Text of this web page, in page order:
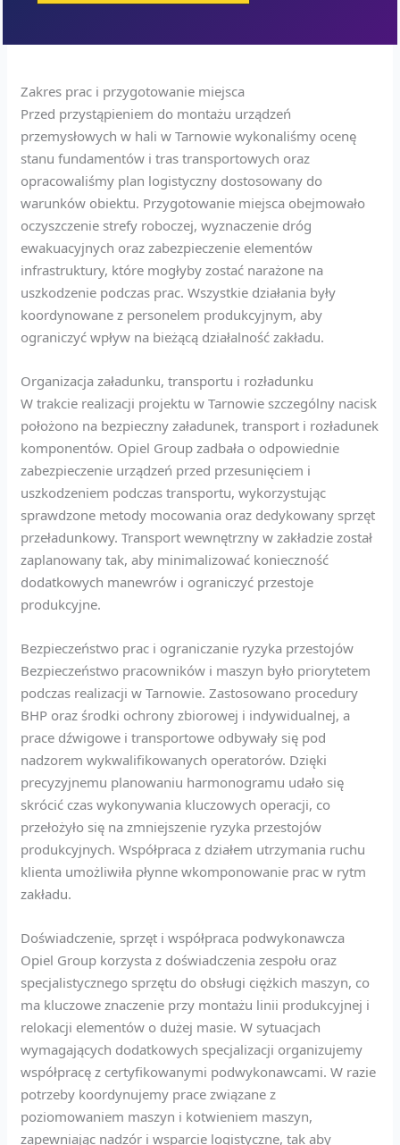
Zakres prac i przygotowanie miejsca
Przed przystąpieniem do montażu urządzeń
przemysłowych w hali w Tarnowie wykonaliśmy ocenę
stanu fundamentów i tras transportowych oraz
opracowaliśmy plan logistyczny dostosowany do
warunków obiektu. Przygotowanie miejsca obejmowało
oczyszczenie strefy roboczej, wyznaczenie dróg
ewakuacyjnych oraz zabezpieczenie elementów
infrastruktury, które mogłyby zostać narażone na
uszkodzenie podczas prac. Wszystkie działania były
koordynowane z personelem produkcyjnym, aby
ograniczyć wpływ na bieżącą działalność zakładu.
Organizacja załadunku, transportu i rozładunku
W trakcie realizacji projektu w Tarnowie szczególny nacisk
położono na bezpieczny załadunek, transport i rozładunek
komponentów. Opiel Group zadbała o odpowiednie
zabezpieczenie urządzeń przed przesunięciem i
uszkodzeniem podczas transportu, wykorzystując
sprawdzone metody mocowania oraz dedykowany sprzęt
przeładunkowy. Transport wewnętrzny w zakładzie został
zaplanowany tak, aby minimalizować konieczność
dodatkowych manewrów i ograniczyć przestoje
produkcyjne.
Bezpieczeństwo prac i ograniczanie ryzyka przestojów
Bezpieczeństwo pracowników i maszyn było priorytetem
podczas realizacji w Tarnowie. Zastosowano procedury
BHP oraz środki ochrony zbiorowej i indywidualnej, a
prace dźwigowe i transportowe odbywały się pod
nadzorem wykwalifikowanych operatorów. Dzięki
precyzyjnemu planowaniu harmonogramu udało się
skrócić czas wykonywania kluczowych operacji, co
przełożyło się na zmniejszenie ryzyka przestojów
produkcyjnych. Współpraca z działem utrzymania ruchu
klienta umożliwiła płynne wkomponowanie prac w rytm
zakładu.
Doświadczenie, sprzęt i współpraca podwykonawcza
Opiel Group korzysta z doświadczenia zespołu oraz
specjalistycznego sprzętu do obsługi ciężkich maszyn, co
ma kluczowe znaczenie przy montażu linii produkcyjnej i
relokacji elementów o dużej masie. W sytuacjach
wymagających dodatkowych specjalizacji organizujemy
współpracę z certyfikowanymi podwykonawcami. W razie
potrzeby koordynujemy prace związane z
poziomowaniem maszyn i kotwieniem maszyn,
zapewniając nadzór i wsparcie logistyczne, tak aby